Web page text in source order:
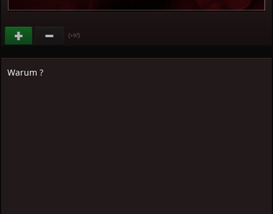
(+97)
Warum ?